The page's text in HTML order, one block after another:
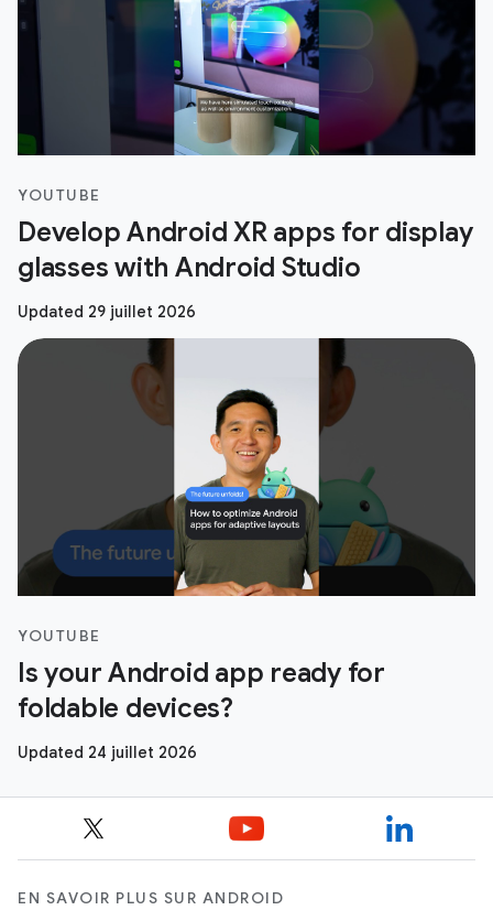
YOUTUBE
Develop Android XR apps for display
glasses with Android Studio
Updated 29 juillet 2026
YOUTUBE
Is your Android app ready for
foldable devices?
Updated 24 juillet 2026
EN SAVOIR PLUS SUR ANDROID